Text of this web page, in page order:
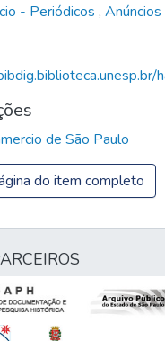
- Periódicos , Anúncios
de São Paulo
do item completo